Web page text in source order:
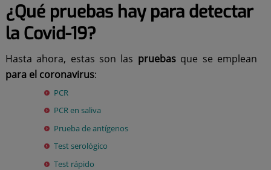
¿Qué pruebas hay para detectar
la Covid-19?
Hasta ahora, estas son las pruebas que se emplean
para el coronavirus:
PCR
PCR en saliva
Prueba de antígenos
Test serológico
Test rápido